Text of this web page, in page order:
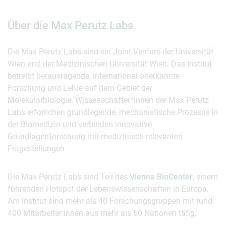
Über die Max Perutz Labs
Die Max Perutz Labs sind ein Joint Venture der Universität
Wien und der Medizinischen Universität Wien. Das Institut
betreibt herausragende, international anerkannte
Forschung und Lehre auf dem Gebiet der
Molekularbiologie. Wissenschafter*innen der Max Perutz
Labs erforschen grundlegende, mechanistische Prozesse in
der Biomedizin und verbinden innovative
Grundlagenforschung mit medizinisch relevanten
Fragestellungen.
Die Max Perutz Labs sind Teil des Vienna BioCenter, einem
führenden Hotspot der Lebenswissenschaften in Europa.
Am Institut sind mehr als 40 Forschungsgruppen mit rund
400 Mitarbeiter:innen aus mehr als 50 Nationen tätig.